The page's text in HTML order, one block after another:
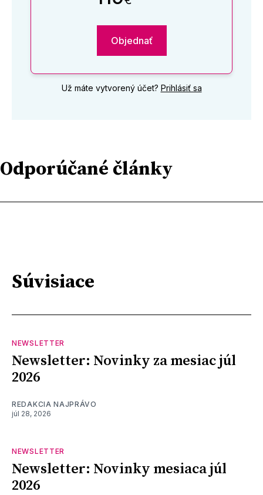
Objednať
Už máte vytvorený účet? Prihlásiť sa
Odporúčané články
Súvisiace
NEWSLETTER
Newsletter: Novinky za mesiac júl
2026
REDAKCIA NAJPRÁVO
júl 28, 2026
NEWSLETTER
Newsletter: Novinky mesiaca júl
2026